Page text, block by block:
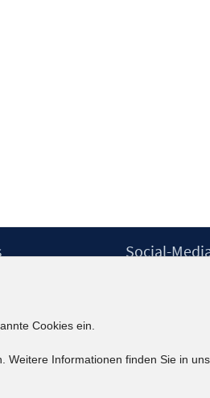
Social-
kununu
Cookies ein.
Weitere Informationen finden Sie in